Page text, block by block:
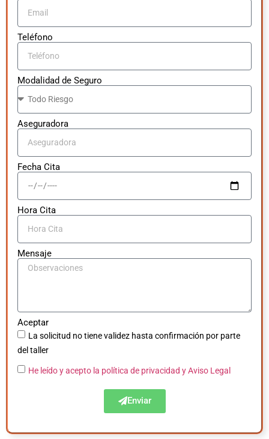
Teléfono
Modalidad de Seguro
Aseguradora
Fecha Cita
Hora Cita
Mensaje
Aceptar
La solicitud no tiene validez hasta confirmación por parte
del taller
He leído y acepto la política de privacidad y Aviso Legal
Enviar